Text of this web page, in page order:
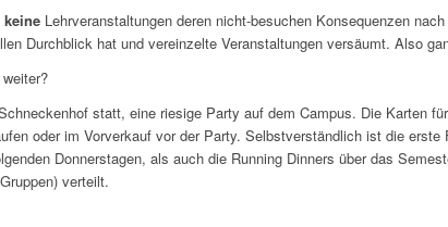
keine Lehrveranstaltungen deren nicht-besuchen Konsequenzen
Durchblick hat und vereinzelte Veranstaltungen versäumt. Also
statt, eine riesige Party auf dem Campus. Die Karten
oder im Vorverkauf vor der Party. Selbstverständlich ist die
Donnerstagen, als auch die Running Dinners über das
verteilt.